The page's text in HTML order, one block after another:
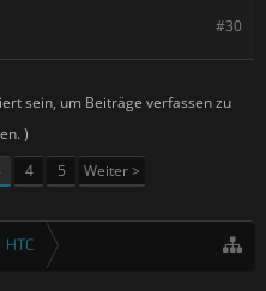
#30
sein, um Beiträge verfassen zu
)
4 5 Weiter >
HTC